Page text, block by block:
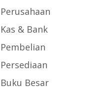
Perusahaan
Kas & Bank
Pembelian
Persediaan
Buku Besar